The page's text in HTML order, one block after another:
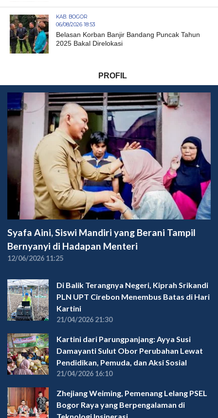
KAB. BOGOR
06/08/2026 18:53
Belasan Korban Banjir Bandang Puncak Tahun
2025 Bakal Direlokasi
PROFIL
Syafa Aini, Siswi Mandiri yang Berani Tampil
Bernyanyi di Hadapan Menteri
12/06/2026 11:25
Di Balik Terangnya Negeri, Kiprah Srikandi
PLN UPT Cirebon Menembus Batas di Hari
Kartini
21/04/2026 21:30
Kartini dari Parungpanjang: Ayya Susi
Damayanti Sulut Obor Perubahan Lewat
Pendidikan, Pemuda, dan Aksi Sosial
21/04/2026 16:10
Zhejiang Weiming, Pemenang Lelang PSEL
Bogor Raya yang Berpengalaman di